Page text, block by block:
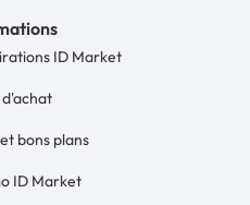
ID Market
d'achat
bons plans
ID Market